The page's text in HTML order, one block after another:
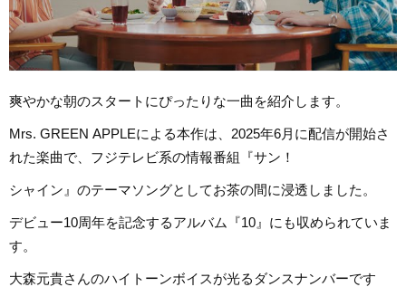
爽やかな朝のスタートにぴったりな一曲を紹介します。
Mrs. GREEN APPLEによる本作は、2025年6月に配信が開始さ
れた楽曲で、フジテレビ系の情報番組『サン！
シャイン』のテーマソングとしてお茶の間に浸透しました。
デビュー10周年を記念するアルバム『10』にも収められていま
す。
大森元貴さんのハイトーンボイスが光るダンスナンバーです